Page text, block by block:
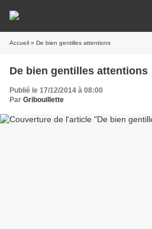
Accueil » De bien gentilles attentions
De bien gentilles attentions
Publié le 17/12/2014 à 08:00
Par Gribouillette